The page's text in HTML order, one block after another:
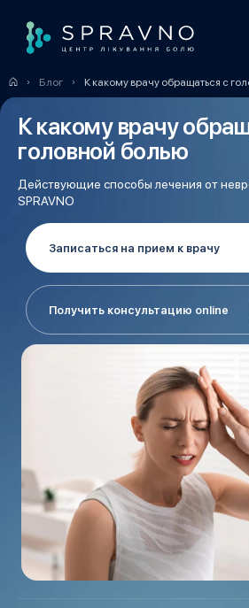
Блог К какому врачу обращаться с
К какому врачу
головной болью
Действующие способы лечения от
SPRAVNO
Записаться на прием к врачу
Получить консультацию online